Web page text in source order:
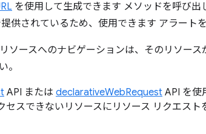
を使用して生成できます メソッドを呼び
供されているため、使用できます アラート
ソースへのナビゲーションは、そのリソー
。
API または declarativeWebRequest API を使
セスできないリソースにリソース リクエス